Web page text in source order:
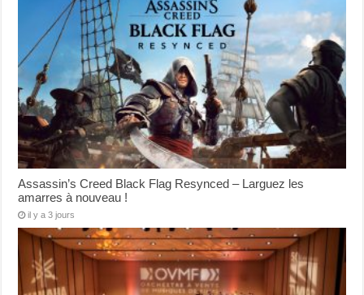
Assassin’s Creed Black Flag Resynced – Larguez les
amarres à nouveau !
il y a 3 jours